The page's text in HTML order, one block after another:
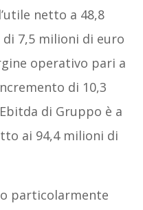
netto a 48,8
7,5 milioni di euro
operativo pari a
di 10,3
di Gruppo è a
ai 94,4 milioni di
particolarmente